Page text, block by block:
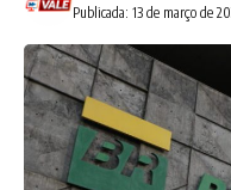
Publicada: 13 de março de